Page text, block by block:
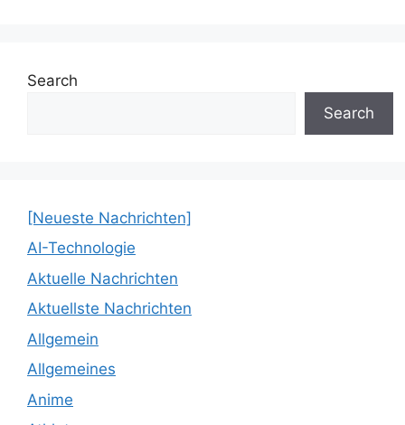
Search
Search
[Neueste Nachrichten]
AI-Technologie
Aktuelle Nachrichten
Aktuellste Nachrichten
Allgemein
Allgemeines
Anime